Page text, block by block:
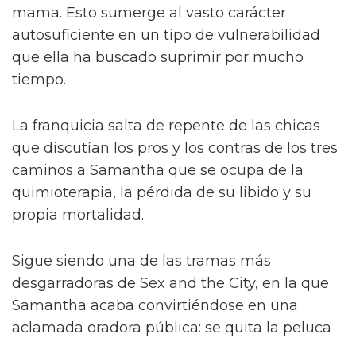
mama. Esto sumerge al vasto carácter
autosuficiente en un tipo de vulnerabilidad
que ella ha buscado suprimir por mucho
tiempo.
La franquicia salta de repente de las chicas
que discutían los pros y los contras de los tres
caminos a Samantha que se ocupa de la
quimioterapia, la pérdida de su libido y su
propia mortalidad.
Sigue siendo una de las tramas más
desgarradoras de Sex and the City, en la que
Samantha acaba convirtiéndose en una
aclamada oradora pública: se quita la peluca